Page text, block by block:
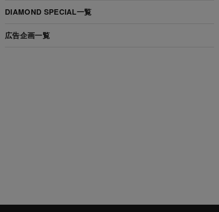
DIAMOND SPECIAL一覧
広告企画一覧